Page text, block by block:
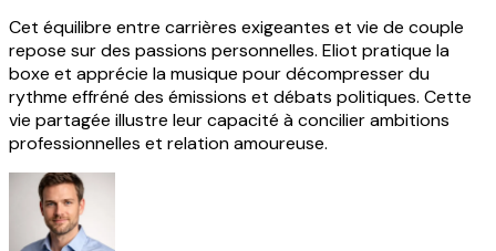
Cet équilibre entre carrières exigeantes et vie de couple
repose sur des passions personnelles. Eliot pratique la
boxe et apprécie la musique pour décompresser du
rythme effréné des émissions et débats politiques. Cette
vie partagée illustre leur capacité à concilier ambitions
professionnelles et relation amoureuse.